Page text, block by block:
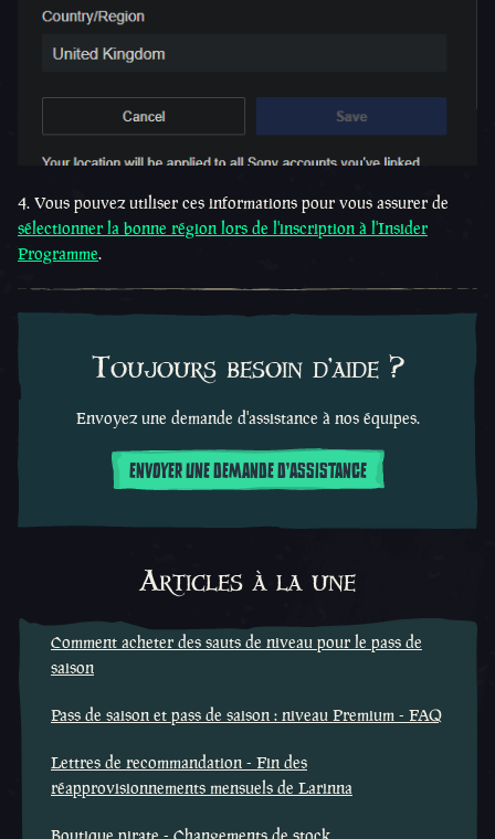
4. Vous pouvez utiliser ces informations pour vous assurer de
sélectionner la bonne région lors de l'inscription à l'Insider
Programme.
Toujours besoin d'aide ?
Envoyez une demande d'assistance à nos équipes.
ENVOYER UNE DEMANDE D'ASSISTANCE
Articles à la une
Comment acheter des sauts de niveau pour le pass de
saison
Pass de saison et pass de saison : niveau Premium - FAQ
Lettres de recommandation - Fin des
réapprovisionnements mensuels de Larinna